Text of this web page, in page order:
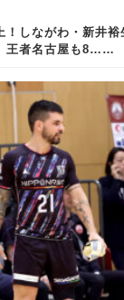
！しながわ・新井裕
王者名古屋も8……